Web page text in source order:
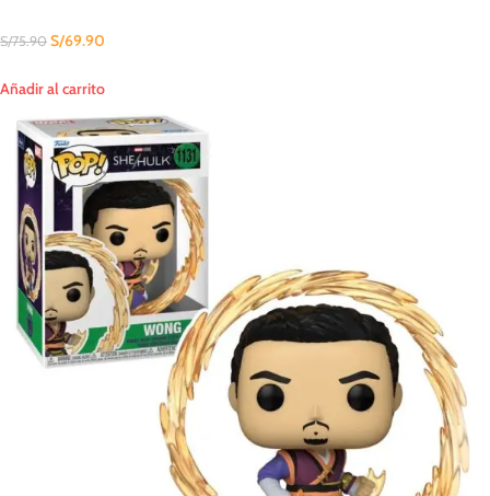
S/75.90 S/69.90
Añadir al carrito